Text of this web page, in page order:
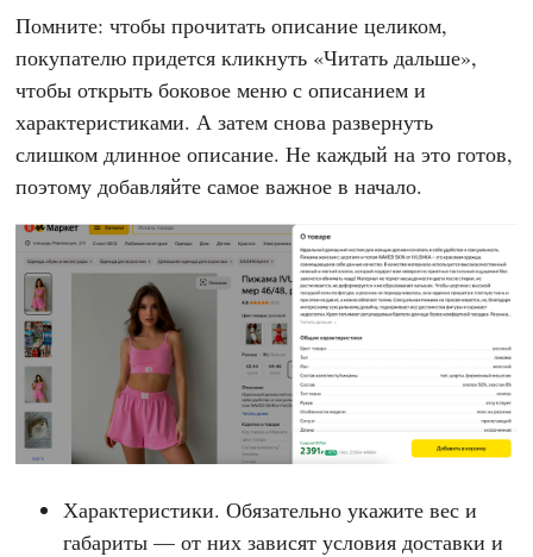
Помните: чтобы прочитать описание целиком,
покупателю придется кликнуть «Читать дальше»,
чтобы открыть боковое меню с описанием и
характеристиками. А затем снова развернуть
слишком длинное описание. Не каждый на это готов,
поэтому добавляйте самое важное в начало.
Характеристики. Обязательно укажите вес и
габариты — от них зависят условия доставки и